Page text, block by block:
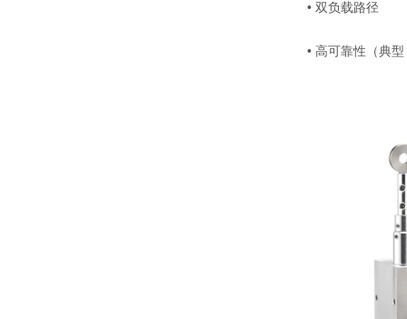
• 双负载路径
• 高可靠性（典